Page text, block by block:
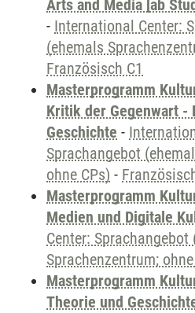
Arts and Media [ab
- International Center:
(ehemals
Französisch C1
Masterprogramm
Kritik der Gegenwart -
Geschichte -
Sprachangebot
ohne CPs) -
Masterprogramm
Medien und Digitale
Center: Sprachangebot
Sprachenzentrum;
Masterprogramm
Theorie und